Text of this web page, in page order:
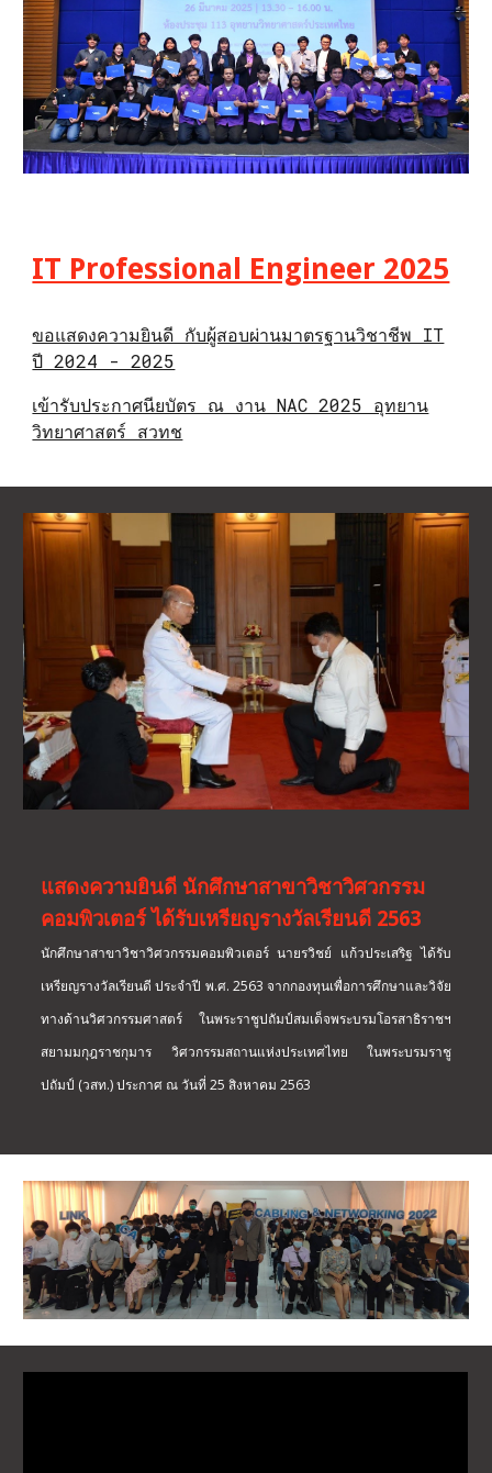
IT Professional Engineer 2025
ขอแสดงความยินดี กับผู้สอบผ่านมาตรฐานวิชาชีพ IT
ปี 2024 - 2025
เข้ารับประกาศนียบัตร ณ งาน NAC 2025 อุทยาน
วิทยาศาสตร์ สวทช
แสดงความยินดี นักศึกษาสาขาวิชาวิศวกรรม
คอมพิวเตอร์ ได้รับเหรียญรางวัลเรียนดี 2563
นักศึกษาสาขาวิชาวิศวกรรมคอมพิวเตอร์ นายรวิชย์ แก้วประเสริฐ ได้รับ
เหรียญรางวัลเรียนดี ประจำปี พ.ศ. 2563 จากกองทุนเพื่อการศึกษาและวิจัย
ทางด้านวิศวกรรมศาสตร์ ในพระราชูปถัมป์สมเด็จพระบรมโอรสาธิราชฯ
สยามมกุฎราชกุมาร วิศวกรรมสถานแห่งประเทศไทย ในพระบรมราชู
ปถัมป์ (วสท.) ประกาศ ณ วันที่ 25 สิงหาคม 2563